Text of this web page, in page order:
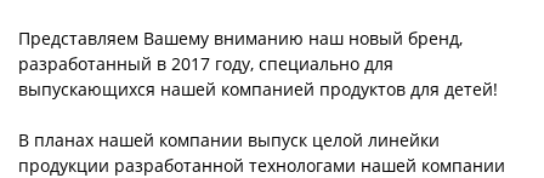
Представляем Вашему вниманию наш новый бренд,
разработанный в 2017 году, специально для
выпускающихся нашей компанией продуктов для детей!
В планах нашей компании выпуск целой линейки
продукции разработанной технологами нашей компании